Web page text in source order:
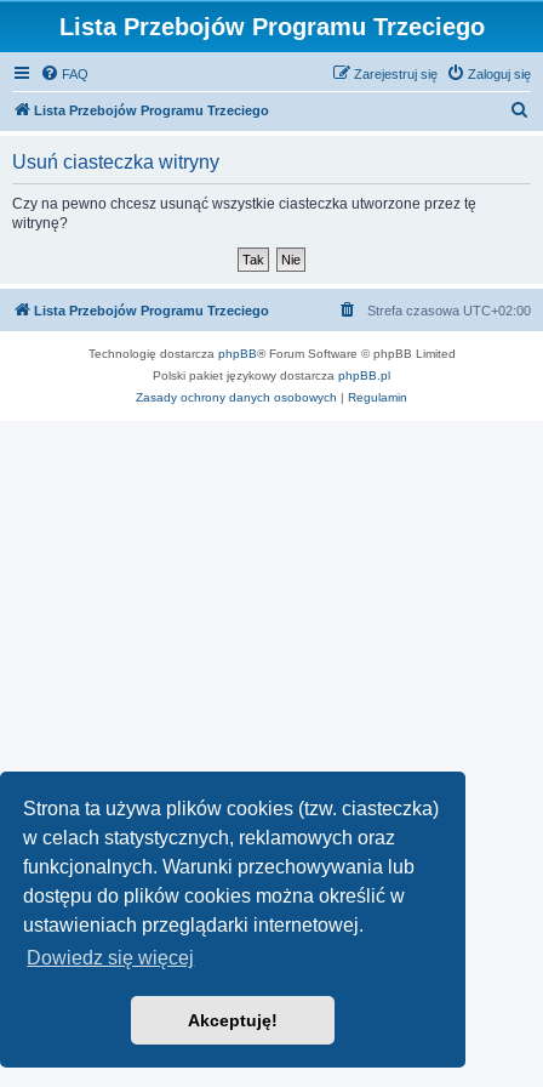
Strona ta używa plików cookies (tzw. ciasteczka)
w celach statystycznych, reklamowych oraz
funkcjonalnych. Warunki przechowywania lub
dostępu do plików cookies można określić w
ustawieniach przeglądarki internetowej.
Dowiedz się więcej
Akceptuję!
Lista Przebojów Programu Trzeciego
FAQ Zaloguj się
Zarejestruj się
Lista Przebojów Programu Trzeciego
Usuń ciasteczka witryny
Czy na pewno chcesz usunąć wszystkie ciasteczka utworzone przez tę
witrynę?
Lista Przebojów Programu Trzeciego Strefa czasowa UTC+02:00
Technologię dostarcza phpBB® Forum Software © phpBB Limited
Polski pakiet językowy dostarcza phpBB.pl
Zasady ochrony danych osobowych | Regulamin